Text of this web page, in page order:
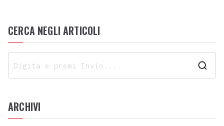
CERCA NEGLI ARTICOLI
ARCHIVI